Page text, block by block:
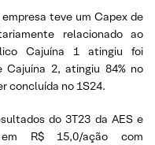
teve um Capex de
relacionado ao
Cajuína 1 atingiu foi
2, atingiu 84% no
concluída no 1S24.
do 3T23 da AES e
R$ 15,0/ação com